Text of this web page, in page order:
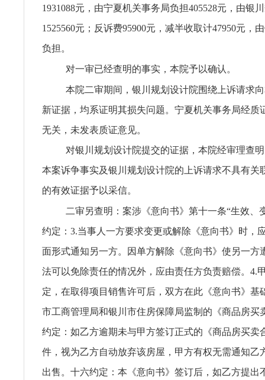
1931088元，由宁夏机关事务局负担405528元，由银
1525560元；反诉费95900元，减半收取计47950元，
负担。
对一审已经查明的事实，本院予以确认。
本院二审期间，银川规划设计院围绕上诉请求
新证据，均系证明其损失问题。宁夏机关事务局经质
无关，未发表质证意见。
对银川规划设计院提交的证据，本院经审理查
本案诉争事实及银川规划设计院的上诉请求不具有关
的有效证据予以采信。
二审另查明：案涉《意向书》第十一条“生效、
约定：3.当事人一方要求变更或解除《意向书》时，
面形式通知另一方。因单方解除《意向书》使另一方
法可以免除责任的情况外，应由责任方负责赔偿。4.
定，在取得项目销售许可后，双方在此《意向书》基
市工商管理局和银川市住房保障局监制的《商品房买
约定：如乙方逾期未与甲方签订正式的《商品房买卖
件，视为乙方自动放弃该房屋，甲方有权无需通知乙
出售。十六约定：本《意向书》签订后，如乙方提出